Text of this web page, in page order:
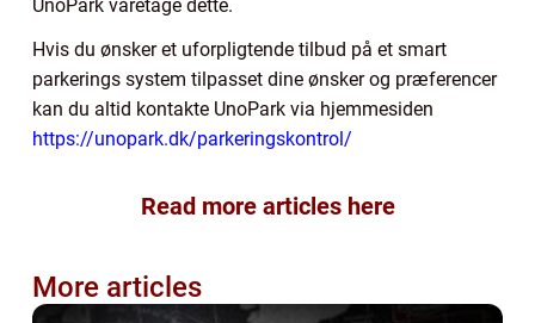
UnoPark varetage dette.
Hvis du ønsker et uforpligtende tilbud på et smart
parkerings system tilpasset dine ønsker og præferencer
kan du altid kontakte UnoPark via hjemmesiden
https://unopark.dk/parkeringskontrol/
Read more articles here
More articles